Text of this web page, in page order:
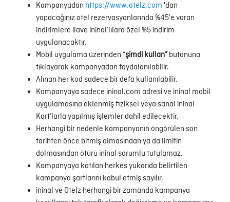
Kampanyadan https://www.otelz.com 'dan
yapacağınız otel rezervasyonlarında %45'e varan
indirimlere ilave ininal’lılara özel %5 indirim
uygulanacaktır.
Mobil uygulama üzerinden “şimdi kullan”butonuna
tıklayarak kampanyadan faydalanılabilir.
Alınan her kod sadece bir defa kullanılabilir.
Kampanyaya sadece ininal.com adresi ve ininal mobil
uygulamasına eklenmiş fiziksel veya sanal ininal
Kart’larla yapılmış işlemler dahil edilecektir.
Herhangi bir nedenle kampanyanın öngörülen son
tarihten önce bitmiş olmasından ya da limitin
dolmasından ötürü ininal sorumlu tutulamaz.
Kampanyaya katılan herkes yukarıda belirtilen
kampanya şartlarını kabul etmiş sayılır.
ininal ve Otelz herhangi bir zamanda kampanya